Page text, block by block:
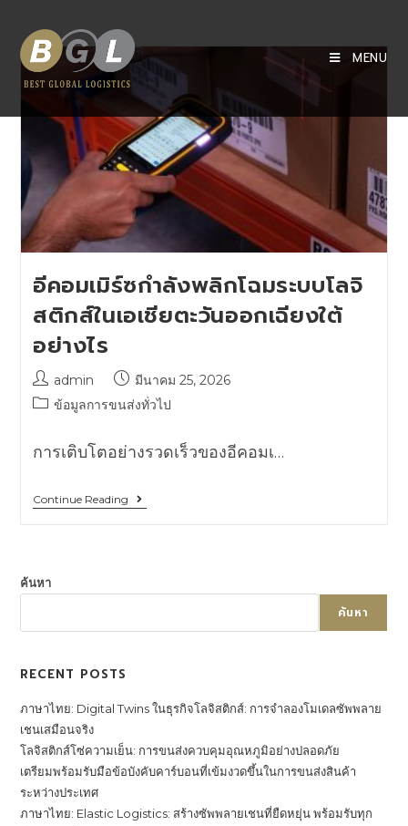
MENU
อีคอมเมิร์ซกำลังพลิกโฉมระบบโลจิ
สติกส์ในเอเชียตะวันออกเฉียงใต้
อย่างไร
admin
มีนาคม 25, 2026
ข้อมูลการขนส่งทั่วไป
การเติบโตอย่างรวดเร็วของอีคอมเ…
Continue Reading
ค้นหา
ค้นหา
RECENT POSTS
ภาษาไทย: Digital Twins ในธุรกิจโลจิสติกส์: การจำลองโมเดลซัพพลาย
เชนเสมือนจริง
โลจิสติกส์โซ่ความเย็น: การขนส่งควบคุมอุณหภูมิอย่างปลอดภัย
เตรียมพร้อมรับมือข้อบังคับคาร์บอนที่เข้มงวดขึ้นในการขนส่งสินค้า
ระหว่างประเทศ
ภาษาไทย: Elastic Logistics: สร้างซัพพลายเชนที่ยืดหยุ่น พร้อมรับทุก